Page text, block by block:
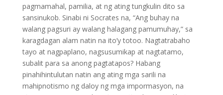
pagmamahal, pamilia, at ng ating tungkulin dito sa
sansinukob. Sinabi ni Socrates na, “Ang buhay na
walang pagsuri ay walang halagang pamumuhay,” sa
karagdagan alam natin na ito’y totoo. Nagtatrabaho
tayo at nagpaplano, nagsusumikap at nagtatamo,
subalit para sa anong pagtatapos? Habang
pinahihintulutan natin ang ating mga sarili na
mahipnotismo ng daloy ng mga impormasyon, na